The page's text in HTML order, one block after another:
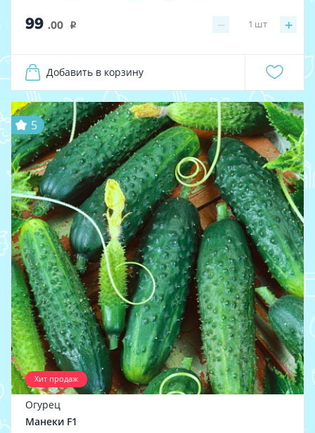
99 .00 i − +
1 шт
Добавить в корзину
Хит продаж
5
Огурец
Манеки F1